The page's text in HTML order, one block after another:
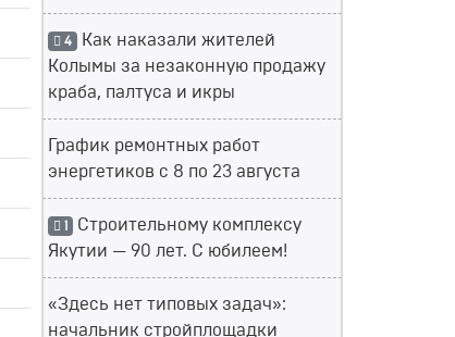
4 Как наказали жителей
Колымы за незаконную продажу
краба, палтуса и икры
График ремонтных работ
энергетиков с 8 по 23 августа
1 Строительному комплексу
Якутии — 90 лет. С юбилеем!
«Здесь нет типовых задач»:
начальник стройплощадки